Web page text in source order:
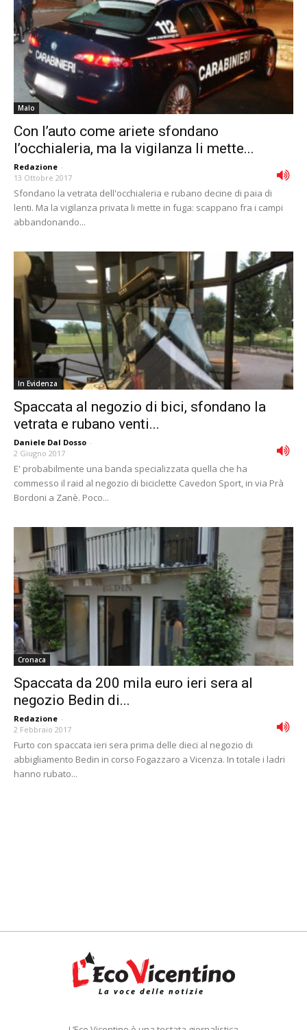
Malo
Con l’auto come ariete sfondano
l’occhialeria, ma la vigilanza li mette...
Redazione -
13 Ottobre 2017
Sfondano la vetrata dell'occhialeria e rubano decine di paia di
lenti. Ma la vigilanza privata li mette in fuga: scappano fra i campi
abbandonando...
In Evidenza
Spaccata al negozio di bici, sfondano la
vetrata e rubano venti...
Daniele Dal Dosso -
2 Giugno 2017
E' probabilmente una banda specializzata quella che ha
commesso il raid al negozio di biciclette Cavedon Sport, in via Prà
Bordoni a Zanè. Poco...
Cronaca
Spaccata da 200 mila euro ieri sera al
negozio Bedin di...
Redazione -
2 Febbraio 2017
Furto con spaccata ieri sera prima delle dieci al negozio di
abbigliamento Bedin in corso Fogazzaro a Vicenza. In totale i ladri
hanno rubato...